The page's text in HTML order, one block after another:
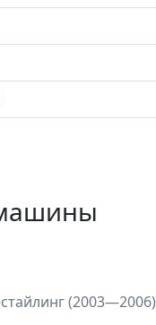
(2003—2006)